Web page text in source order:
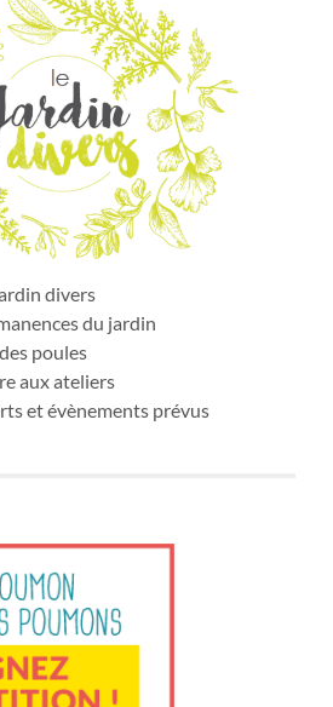
divers
du jardin
poules
aux ateliers
et évènements prévus